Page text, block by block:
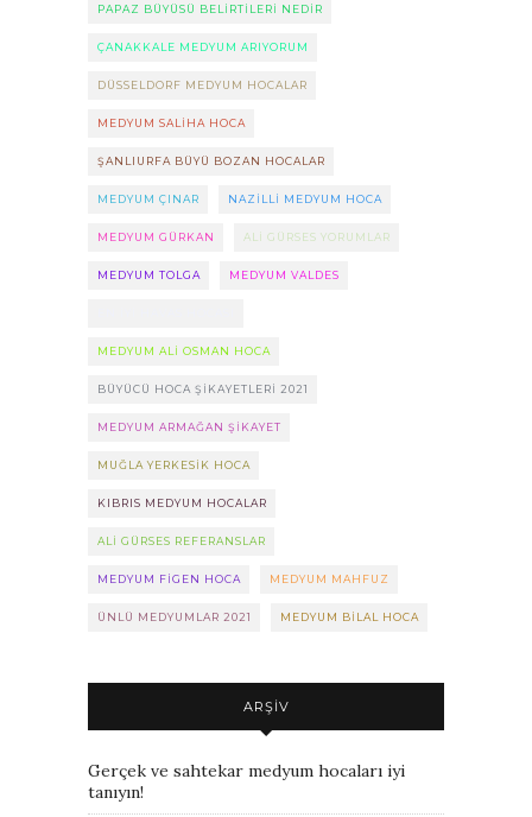
PAPAZ BÜYÜSÜ BELIRTILERI NEDIR
ÇANAKKALE MEDYUM ARIYORUM
DÜSSELDORF MEDYUM HOCALAR
MEDYUM SALIHA HOCA
ŞANLIURFA BÜYÜ BOZAN HOCALAR
MEDYUM ÇINAR NAZILLI MEDYUM HOCA
MEDYUM GÜRKAN ALI GÜRSES YORUMLAR
MEDYUM TOLGA MEDYUM VALDES
MEDYUM ALI OSMAN HOCA
BÜYÜCÜ HOCA ŞIKAYETLERI 2021
MEDYUM ARMAĞAN ŞIKAYET
MUĞLA YERKESIK HOCA
KIBRIS MEDYUM HOCALAR
ALI GÜRSES REFERANSLAR
MEDYUM FIGEN HOCA MEDYUM MAHFUZ
ÜNLÜ MEDYUMLAR 2021 MEDYUM BILAL HOCA
ARŞIV
Gerçek ve sahtekar medyum hocaları iyi
tanıyın!